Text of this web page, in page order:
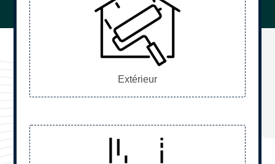
Extérieur